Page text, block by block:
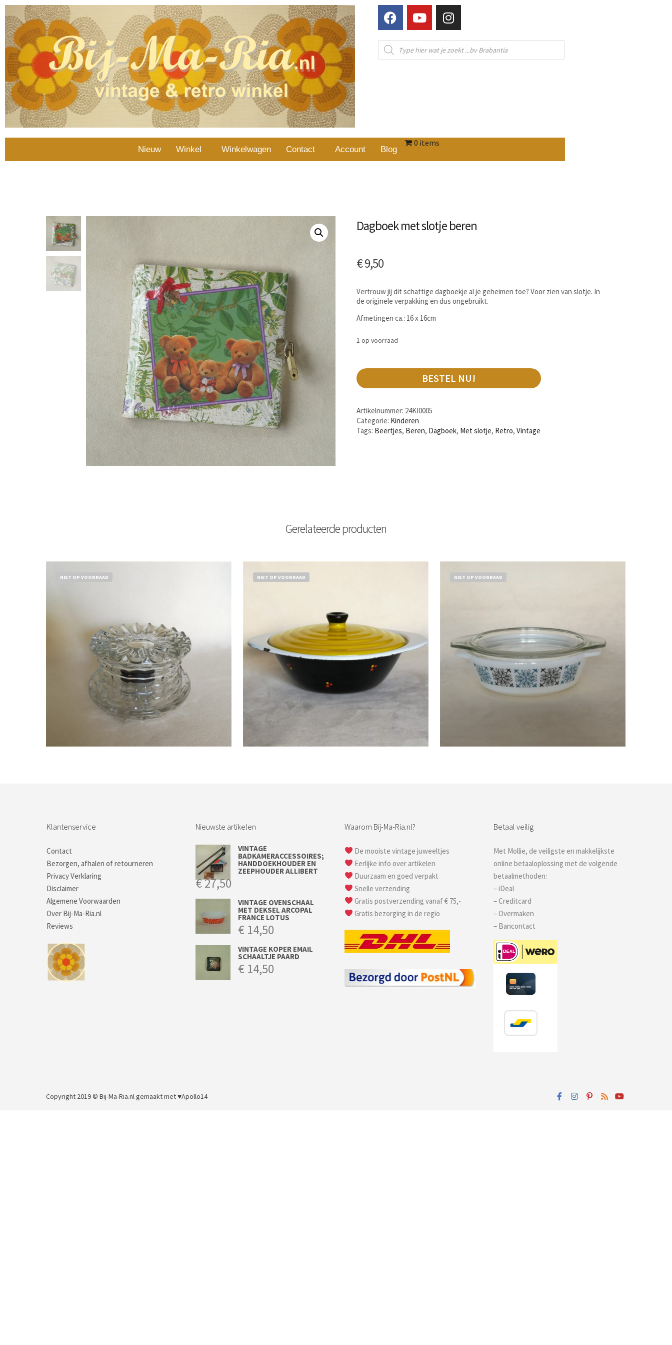
Nieuw Winkel Winkelwagen Contact Account Blog
0 items
Dagboek met slotje beren
€9,50
Vertrouw jij dit schattige dagboekje al je geheimen toe? Voor zien van slotje. In
de originele verpakking en dus ongebruikt.
Afmetingen ca.: 16 x 16cm
1 op voorraad
BESTEL NU!
Artikelnummer: 24KI0005
Categorie: Kinderen
Tags: Beertjes, Beren, Dagboek, Met slotje, Retro,Vintage
Gerelateerde producten
NIET OP VOORRAAD NIET OP VOORRAAD NIET OP VOORRAAD
Klantenservice
Contact
Bezorgen, afhalen of retourneren
Privacy Verklaring
Disclaimer
Algemene Voorwaarden
Over Bij-Ma-Ria.nl
Reviews
Nieuwste artikelen
VINTAGE
BADKAMERACCESSOIRES;
HANDDOEKHOUDER EN
ZEEPHOUDER ALLIBERT
€27,50
VINTAGE OVENSCHAAL
MET DEKSEL ARCOPAL
FRANCE LOTUS
€ 14,50
VINTAGE KOPER EMAIL
SCHAALTJE PAARD
€ 14,50
Waarom Bij-Ma-Ria.nl?
De mooiste vintage juweeltjes
Eerlijke info over artikelen
Duurzaam en goed verpakt
Snelle verzending
Gratis postverzending vanaf € 75,-
Gratis bezorging in de regio
Betaal veilig
Met Mollie, de veiligste en makkelijkste
online betaaloplossing met de volgende
betaalmethoden:
– iDeal
– Creditcard
– Overmaken
– Bancontact
Copyright 2019 © Bij-Ma-Ria.nlgemaakt met ♥Apollo14